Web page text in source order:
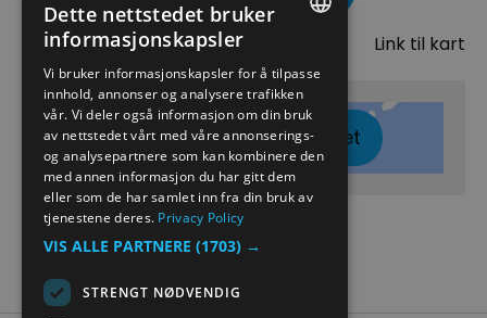
Kart Link til kart
Klikk her for å vise kartet
NORWEGIAN
GERMAN
Dette nettstedet bruker
informasjonskapsler
Vi bruker informasjonskapsler for å tilpasse
innhold, annonser og analysere trafikken
vår. Vi deler også informasjon om din bruk
av nettstedet vårt med våre annonserings-
og analysepartnere som kan kombinere den
med annen informasjon du har gitt dem
eller som de har samlet inn fra din bruk av
tjenestene deres. Privacy Policy
VIS ALLE PARTNERE (1703) →
STRENGT NØDVENDIG